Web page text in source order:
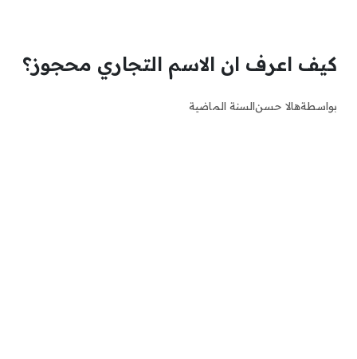
كيف اعرف ان الاسم التجاري محجوز؟
بواسطةهالا حسنالسنة الماضية